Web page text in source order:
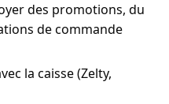
des promotions, du
de commande
la caisse (Zelty,